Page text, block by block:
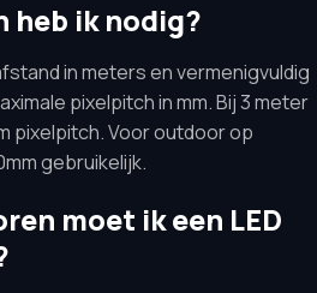
heb ik nodig?
in meters en vermenigvuldig
pixelpitch in mm. Bij 3 meter
pixelpitch. Voor outdoor op
gebruikelijk.
moet ik een LED